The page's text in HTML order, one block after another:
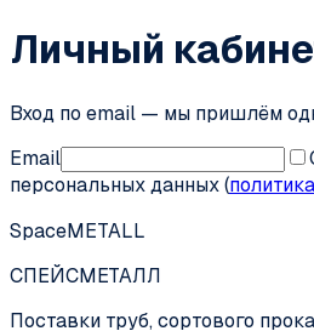
Личный
Вход по email — мы пришлём
Email
персональных данных (политика
SpaceMETALL
СПЕЙСМЕТАЛЛ
Поставки труб, сортового